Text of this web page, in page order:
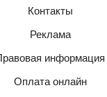
Контакты
Реклама
информация
Оплата онлайн